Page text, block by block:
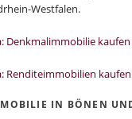
Westfalen.
Denkmalimmobilie kaufen
Renditeimmobilien kaufen
IN BÖNEN